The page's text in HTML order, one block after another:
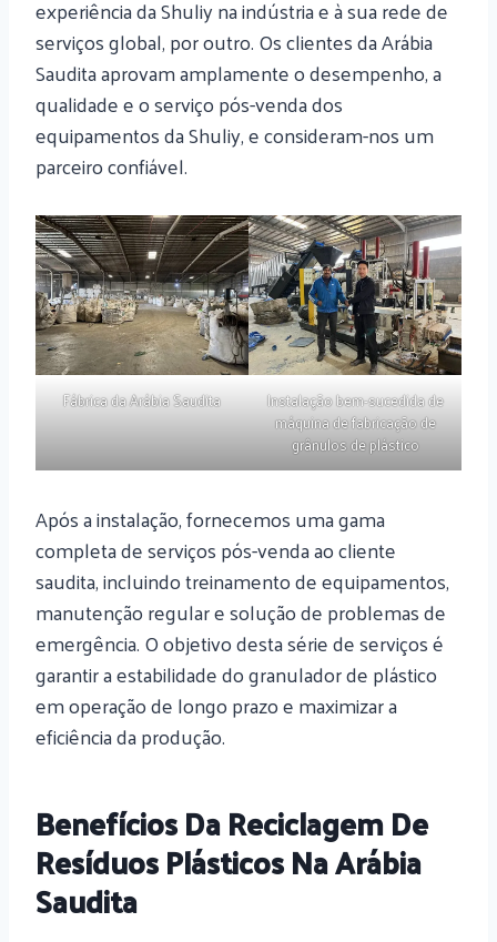
experiência da Shuliy na indústria e à sua rede de
serviços global, por outro. Os clientes da Arábia
Saudita aprovam amplamente o desempenho, a
qualidade e o serviço pós-venda dos
equipamentos da Shuliy, e consideram-nos um
parceiro confiável.
Fábrica da Arábia Saudita
Instalação bem-sucedida de
máquina de fabricação de
grânulos de plástico
Após a instalação, fornecemos uma gama
completa de serviços pós-venda ao cliente
saudita, incluindo treinamento de equipamentos,
manutenção regular e solução de problemas de
emergência. O objetivo desta série de serviços é
garantir a estabilidade do granulador de plástico
em operação de longo prazo e maximizar a
eficiência da produção.
Benefícios Da Reciclagem De
Resíduos Plásticos Na Arábia
Saudita